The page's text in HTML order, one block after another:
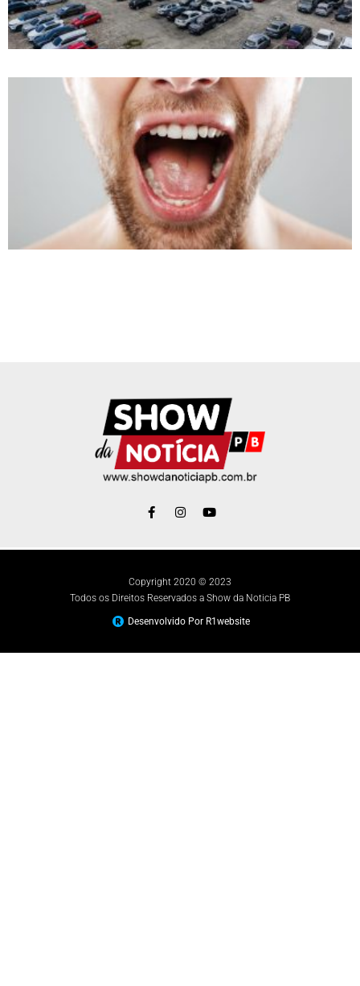
Copyright 2020 © 2023
Todos os Direitos Reservados a Show da Noticia PB
Desenvolvido Por R1website